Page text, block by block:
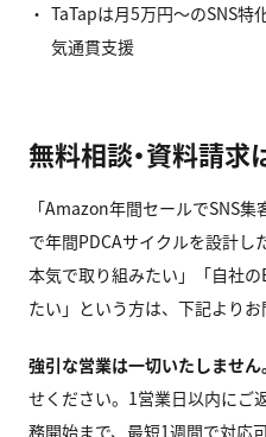
TaTapは月5万円〜のSNS特
気通貫支援
無料相談・資料請求
「Amazon年間セールでSNS
で年間PDCAサイクルを設計し
本気で取り組みたい」「自社
たい」という方は、下記よりお
強引な営業は一切いたしません。
せください。1営業日以内にご
務開始まで、最短1週間で対応